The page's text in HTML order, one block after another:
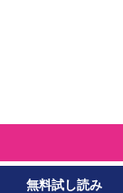
無料試し読み